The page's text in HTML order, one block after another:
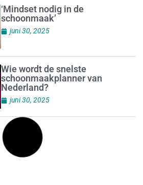
‘Mindset nodig in de
schoonmaak’
juni 30, 2025
Wie wordt de snelste
schoonmaakplanner van
Nederland?
juni 30, 2025